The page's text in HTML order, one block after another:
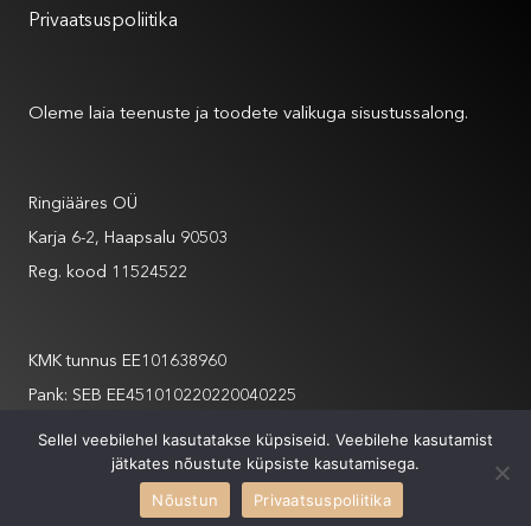
Privaatsuspoliitika
Oleme laia teenuste ja toodete valikuga sisustussalong.
Ringiääres OÜ
Karja 6-2, Haapsalu 90503
Reg. kood 11524522
KMK tunnus EE101638960
Pank: SEB EE451010220220040225
info@ringiaares.com
+372 508 6565
2026 Ringiääres // Site by XYSUM
Sellel veebilehel kasutatakse küpsiseid. Veebilehe kasutamist
jätkates nõustute küpsiste kasutamisega.
Nõustun
Privaatsuspoliitika